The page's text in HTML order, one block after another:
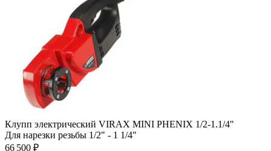
Клупп электрический VIRAX MINI PHENIX 1/2-1.1/4"
Для нарезки резьбы 1/2" - 1 1/4"
66 500 ₽